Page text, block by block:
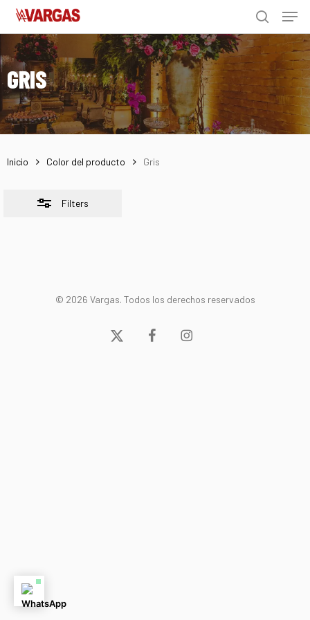
Skip
main
content
search
Menu
GRIS
Inicio Color del producto Gris
Filters
Close
Filters
© 2026 Vargas. Todos los derechos reservados
x-
facebookinstagram